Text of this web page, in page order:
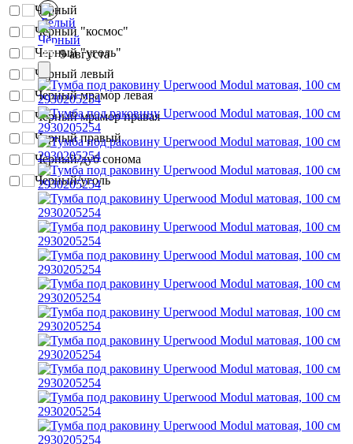
Чёрный
Черный "космос"
Черный "уголь"
Черный левый
Черный мрамор левая
Черный мрамор правая
Черный правый
Черный/дуб сонома
Черный/уголь
9 августа